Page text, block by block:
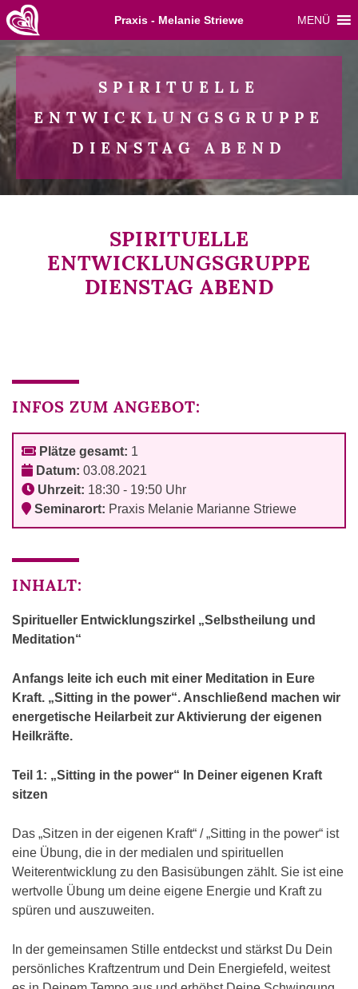
Skip
to
content
Praxis - Melanie Striewe MENÜ
SPIRITUELLE
ENTWICKLUNGSGRUPPE
DIENSTAG ABEND
SPIRITUELLE
ENTWICKLUNGSGRUPPE
DIENSTAG ABEND
INFOS ZUM ANGEBOT:
Plätze gesamt: 1
Datum: 03.08.2021
Uhrzeit: 18:30 - 19:50 Uhr
Seminarort: Praxis Melanie Marianne Striewe
INHALT:
Spiritueller Entwicklungszirkel „Selbstheilung und
Meditation“
Anfangs leite ich euch mit einer Meditation in Eure
Kraft. „Sitting in the power“. Anschließend machen wir
energetische Heilarbeit zur Aktivierung der eigenen
Heilkräfte.
Teil 1: „Sitting in the power“ In Deiner eigenen Kraft
sitzen
Das „Sitzen in der eigenen Kraft“ / „Sitting in the power“ ist
eine Übung, die in der medialen und spirituellen
Weiterentwicklung zu den Basisübungen zählt. Sie ist eine
wertvolle Übung um deine eigene Energie und Kraft zu
spüren und auszuweiten.
In der gemeinsamen Stille entdeckst und stärkst Du Dein
persönliches Kraftzentrum und Dein Energiefeld, weitest